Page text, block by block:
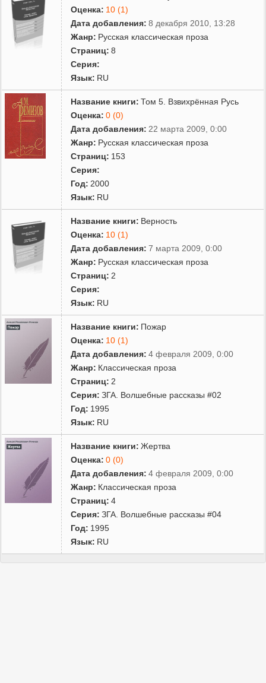
Оценка: 10 (1)
Дата добавления: 8 декабря 2010, 13:28
Жанр: Русская классическая проза
Страниц: 8
Серия:
Язык: RU
Название книги: Том 5. Взвихрённая Русь
Оценка: 0 (0)
Дата добавления: 22 марта 2009, 0:00
Жанр: Русская классическая проза
Страниц: 153
Серия:
Год: 2000
Язык: RU
Название книги: Верность
Оценка: 10 (1)
Дата добавления: 7 марта 2009, 0:00
Жанр: Русская классическая проза
Страниц: 2
Серия:
Язык: RU
Название книги: Пожар
Оценка: 10 (1)
Дата добавления: 4 февраля 2009, 0:00
Жанр: Классическая проза
Страниц: 2
Серия: ЗГА. Волшебные рассказы #02
Год: 1995
Язык: RU
Название книги: Жертва
Оценка: 0 (0)
Дата добавления: 4 февраля 2009, 0:00
Жанр: Классическая проза
Страниц: 4
Серия: ЗГА. Волшебные рассказы #04
Год: 1995
Язык: RU